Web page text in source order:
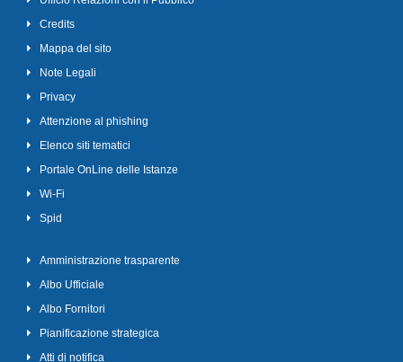
Credits
Mappa del sito
Note Legali
Privacy
Attenzione al phishing
Elenco siti tematici
Portale OnLine delle Istanze
Wi-Fi
Spid
Amministrazione trasparente
Albo Ufficiale
Albo Fornitori
Pianificazione strategica
Atti di notifica